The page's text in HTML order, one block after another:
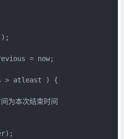
= now;
> atleast ) {
为本次结束时间